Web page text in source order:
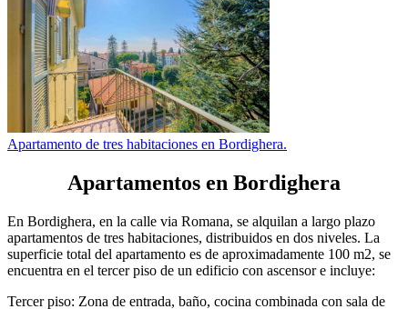
Apartamento de tres habitaciones en Bordighera.
Apartamentos en Bordighera
En Bordighera, en la calle via Romana, se alquilan a largo plazo
apartamentos de tres habitaciones, distribuidos en dos niveles. La
superficie total del apartamento es de aproximadamente 100 m2, se
encuentra en el tercer piso de un edificio con ascensor e incluye:
Tercer piso: Zona de entrada, baño, cocina combinada con sala de